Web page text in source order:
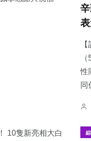
性
同